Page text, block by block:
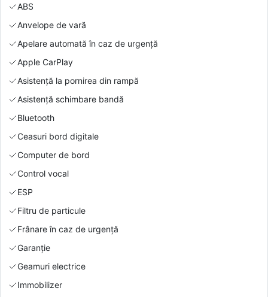
ABS
Anvelope de vară
Apelare automată în caz de urgență
Apple CarPlay
Asistență la pornirea din rampă
Asistență schimbare bandă
Bluetooth
Ceasuri bord digitale
Computer de bord
Control vocal
ESP
Filtru de particule
Frânare în caz de urgență
Garanție
Geamuri electrice
Immobilizer